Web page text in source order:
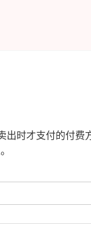
出时才支付的付费